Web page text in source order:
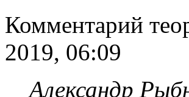
Комментарий
2019, 06:09
Александр